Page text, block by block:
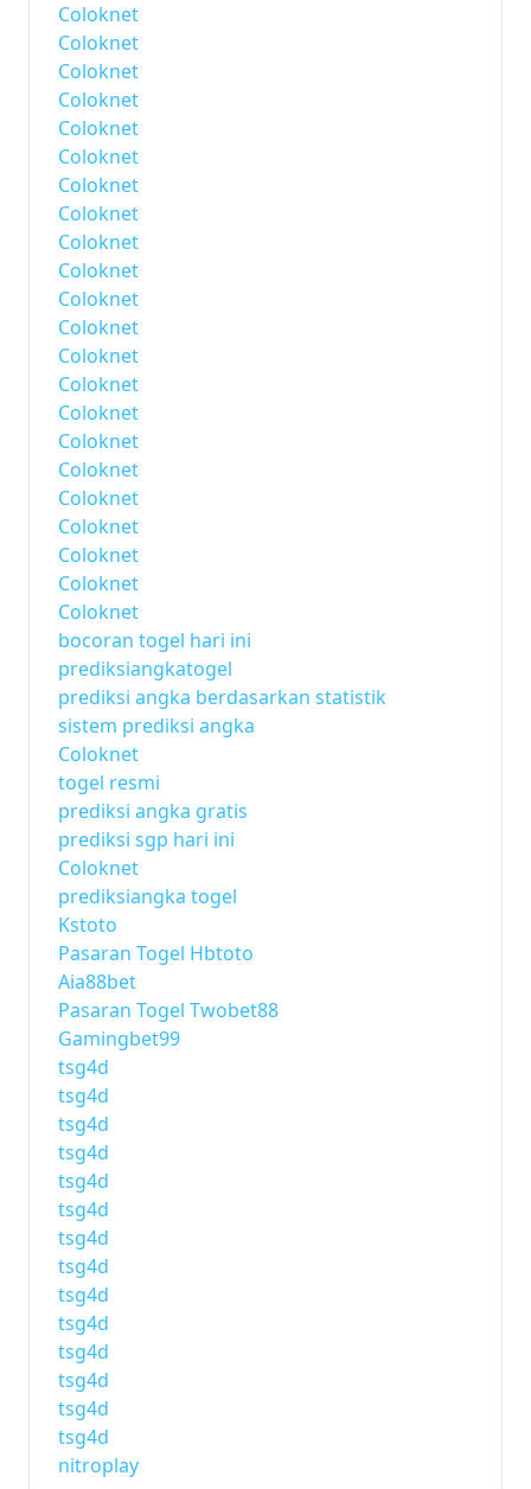
Coloknet
Coloknet
Coloknet
Coloknet
Coloknet
Coloknet
Coloknet
Coloknet
Coloknet
Coloknet
Coloknet
Coloknet
Coloknet
Coloknet
Coloknet
Coloknet
Coloknet
Coloknet
Coloknet
Coloknet
Coloknet
Coloknet
bocoran togel hari ini
prediksiangkatogel
prediksi angka berdasarkan statistik
sistem prediksi angka
Coloknet
togel resmi
prediksi angka gratis
prediksi sgp hari ini
Coloknet
prediksiangka togel
Kstoto
Pasaran Togel Hbtoto
Aia88bet
Pasaran Togel Twobet88
Gamingbet99
tsg4d
tsg4d
tsg4d
tsg4d
tsg4d
tsg4d
tsg4d
tsg4d
tsg4d
tsg4d
tsg4d
tsg4d
tsg4d
tsg4d
nitroplay